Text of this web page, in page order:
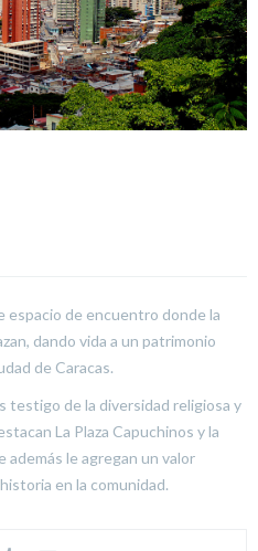
de encuentro donde la
dando vida a un patrimonio
de Caracas.
testigo de la diversidad religiosa y
La Plaza Capuchinos y la
además le agregan un valor
en la comunidad.